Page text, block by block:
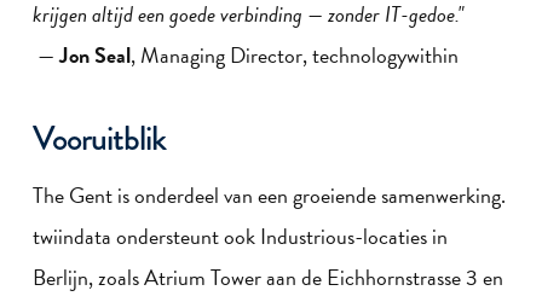
krijgen altijd een goede verbinding — zonder IT-gedoe."
—Jon Seal, Managing Director, technologywithin
Vooruitblik
The Gent is onderdeel van een groeiende samenwerking.
twiindata ondersteunt ook Industrious-locaties in
Berlijn, zoals Atrium Tower aan de Eichhornstrasse 3 en